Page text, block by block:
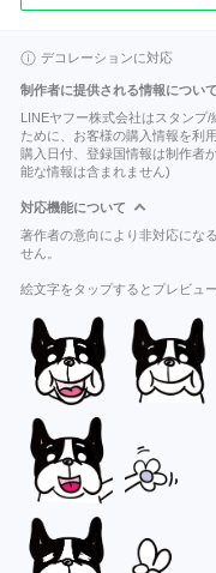
デコレーションに対応
制作者に提供される情報について
LINEヤフー株式会社はスタンプ
ために、お客様の購入情報を利用
購入日付、登録国情報は制作者
能な情報は含まれません)
対応機能について
著作者の意向により非対応にな
せん。
絵文字をタップするとプレビュ